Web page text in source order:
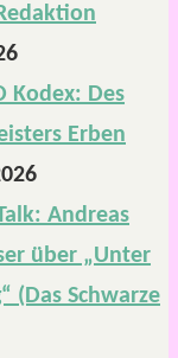
Kodex: Des
Erben
Andreas
über „Unter
(Das Schwarze